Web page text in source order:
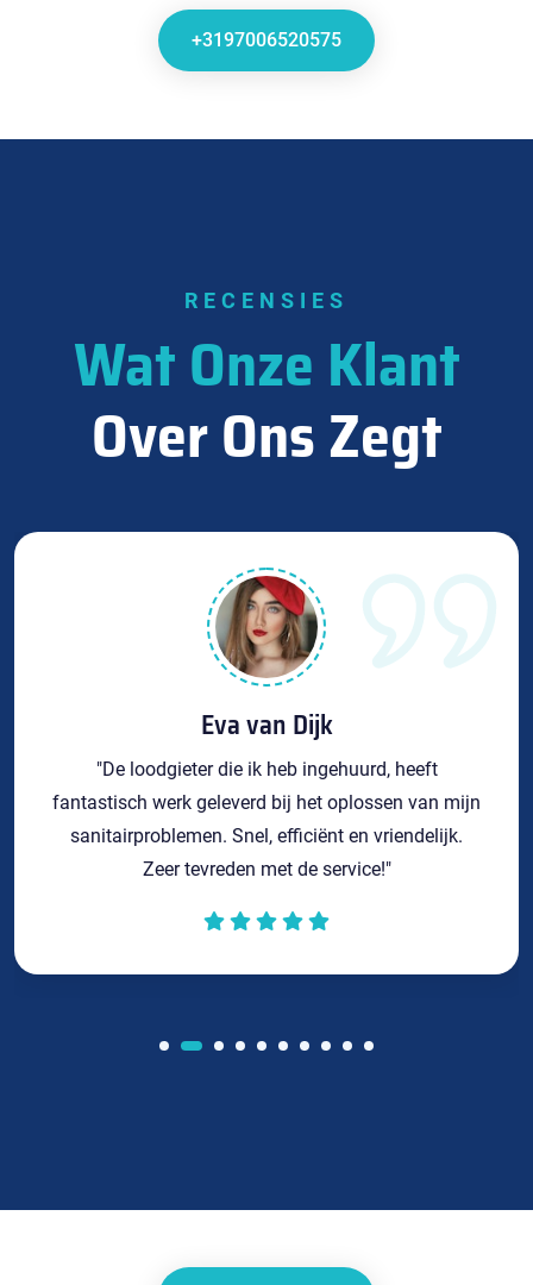
+3197006520575
RECENSIES
Wat Onze Klant
Over Ons Zegt
Eva van Dijk
"De loodgieter die ik heb ingehuurd, heeft
fantastisch werk geleverd bij het oplossen van mijn
sanitairproblemen. Snel, efficiënt en vriendelijk.
Zeer tevreden met de service!"